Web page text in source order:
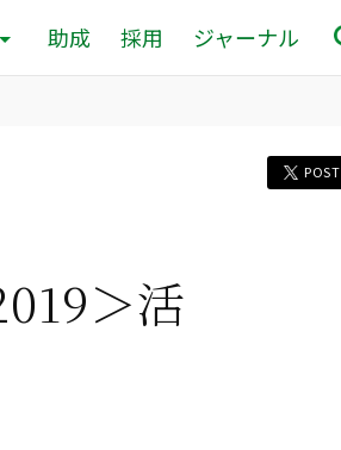
助成 採用 ジャーナル
POST
＞活